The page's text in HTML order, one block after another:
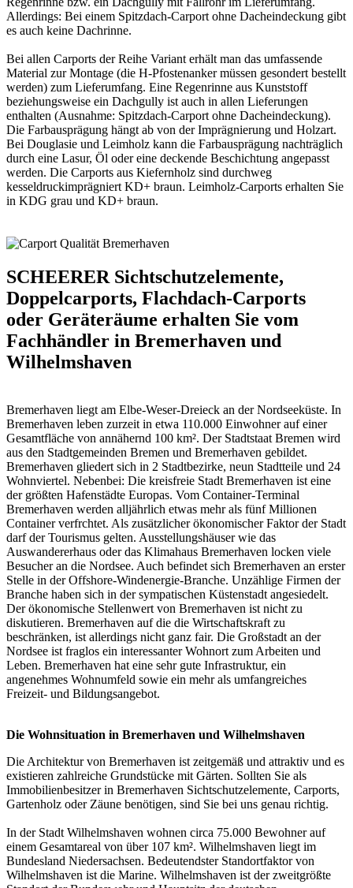
Allerdings: Bei einem Spitzdach-Carport ohne Dacheindeckung gibt
es auch keine Dachrinne.
Bei allen Carports der Reihe Variant erhält man das umfassende
Material zur Montage (die H-Pfostenanker müssen gesondert bestellt
werden) zum Lieferumfang. Eine Regenrinne aus Kunststoff
beziehungsweise ein Dachgully ist auch in allen Lieferungen
enthalten (Ausnahme: Spitzdach-Carport ohne Dacheindeckung).
Die Farbausprägung hängt ab von der Imprägnierung und Holzart.
Bei Douglasie und Leimholz kann die Farbausprägung nachträglich
durch eine Lasur, Öl oder eine deckende Beschichtung angepasst
werden. Die Carports aus Kiefernholz sind durchweg
kesseldruckimprägniert KD+ braun. Leimholz-Carports erhalten Sie
in KDG grau und KD+ braun.
SCHEERER Sichtschutzelemente,
Doppelcarports, Flachdach-Carports
oder Geräteräume erhalten Sie vom
Fachhändler in Bremerhaven und
Wilhelmshaven
Bremerhaven liegt am Elbe-Weser-Dreieck an der Nordseeküste. In
Bremerhaven leben zurzeit in etwa 110.000 Einwohner auf einer
Gesamtfläche von annähernd 100 km². Der Stadtstaat Bremen wird
aus den Stadtgemeinden Bremen und Bremerhaven gebildet.
Bremerhaven gliedert sich in 2 Stadtbezirke, neun Stadtteile und 24
Wohnviertel. Nebenbei: Die kreisfreie Stadt Bremerhaven ist eine
der größten Hafenstädte Europas. Vom Container-Terminal
Bremerhaven werden alljährlich etwas mehr als fünf Millionen
Container verfrchtet. Als zusätzlicher ökonomischer Faktor der Stadt
darf der Tourismus gelten. Ausstellungshäuser wie das
Auswandererhaus oder das Klimahaus Bremerhaven locken viele
Besucher an die Nordsee. Auch befindet sich Bremerhaven an erster
Stelle in der Offshore-Windenergie-Branche. Unzählige Firmen der
Branche haben sich in der sympatischen Küstenstadt angesiedelt.
Der ökonomische Stellenwert von Bremerhaven ist nicht zu
diskutieren. Bremerhaven auf die die Wirtschaftskraft zu
beschränken, ist allerdings nicht ganz fair. Die Großstadt an der
Nordsee ist fraglos ein interessanter Wohnort zum Arbeiten und
Leben. Bremerhaven hat eine sehr gute Infrastruktur, ein
angenehmes Wohnumfeld sowie ein mehr als umfangreiches
Freizeit- und Bildungsangebot.
Die Wohnsituation in Bremerhaven und Wilhelmshaven
Die Architektur von Bremerhaven ist zeitgemäß und attraktiv und es
existieren zahlreiche Grundstücke mit Gärten. Sollten Sie als
Immobilienbesitzer in Bremerhaven Sichtschutzelemente, Carports,
Gartenholz oder Zäune benötigen, sind Sie bei uns genau richtig.
In der Stadt Wilhelmshaven wohnen circa 75.000 Bewohner auf
einem Gesamtareal von über 107 km². Wilhelmshaven liegt im
Bundesland Niedersachsen. Bedeutendster Standortfaktor von
Wilhelmshaven ist die Marine. Wilhelmshaven ist der zweitgrößte